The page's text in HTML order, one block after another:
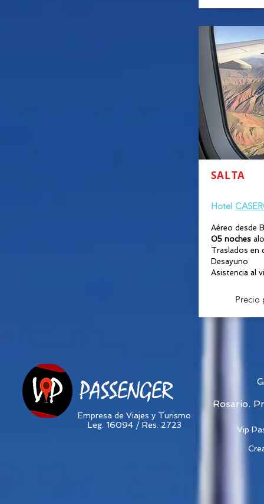
SALTA
Hotel
Aéreo desde
05 noches
Traslados en
Desayuno
Asistencia al
Precio
PASSENGER
Rosario.
Empresa de Viajes y Turismo
Leg. 16094 / Res. 2723
Vip